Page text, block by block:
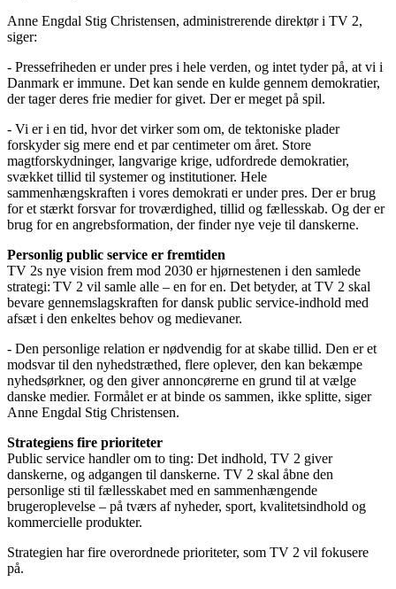
Anne Engdal Stig Christensen, administrerende direktør i TV 2,
siger:
- Pressefriheden er under pres i hele verden, og intet tyder på, at vi i
Danmark er immune. Det kan sende en kulde gennem demokratier,
der tager deres frie medier for givet. Der er meget på spil.
- Vi er i en tid, hvor det virker som om, de tektoniske plader
forskyder sig mere end et par centimeter om året. Store
magtforskydninger, langvarige krige, udfordrede demokratier,
svækket tillid til systemer og institutioner. Hele
sammenhængskraften i vores demokrati er under pres. Der er brug
for et stærkt forsvar for troværdighed, tillid og fællesskab. Og der er
brug for en angrebsformation, der finder nye veje til danskerne.
Personlig public service er fremtiden
TV 2s nye vision frem mod 2030 er hjørnestenen i den samlede
strategi: TV 2 vil samle alle – en for en. Det betyder, at TV 2 skal
bevare gennemslagskraften for dansk public service-indhold med
afsæt i den enkeltes behov og medievaner. ​
- Den personlige relation er nødvendig for at skabe tillid. Den er et
modsvar til den nyhedstræthed, flere oplever, den kan bekæmpe
nyhedsørkner, og den giver annoncørerne en grund til at vælge
danske medier. Formålet er at binde os sammen, ikke splitte, siger
Anne Engdal Stig Christensen.
Strategiens fire prioriteter
Public service handler om to ting: Det indhold, TV 2 giver
danskerne, og adgangen til danskerne. TV 2 skal åbne den
personlige sti til fællesskabet med en sammenhængende
brugeroplevelse – på tværs af nyheder, sport, kvalitetsindhold og
kommercielle produkter.
Strategien har fire overordnede prioriteter, som TV 2 vil fokusere
på.